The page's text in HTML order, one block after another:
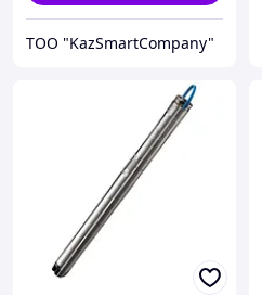
ТОО "KazSmartCompany"